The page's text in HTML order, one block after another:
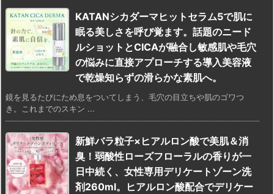
KATANシカダーマヒットセラム5で肌に
眠る美しさを呼び覚ます。話題のニード
ルショットとCICAが融合し敏感肌や毛穴
の悩みに直接アプローチする導入美容液
で乾燥知らずの滑らかな素肌へ。
鏡を見るたびにため息をついてしまう、毛穴の目立ちや肌のゴワつ
き。これまでのスキン ...
新鮮バラ粒子×ヒアルロン酸で美肌＆消
臭！弱酸性ローズフローラルの香りが一
日中続く、女性専用デリケートゾーン洗
剤260ml。ヒアルロン酸配合でデリケー